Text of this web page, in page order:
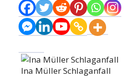
Ina Müller Schlaganfall